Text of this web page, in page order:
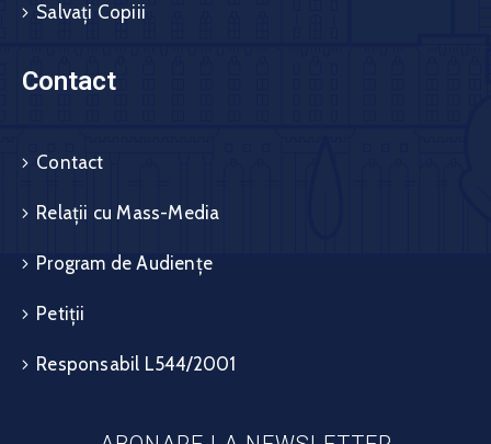
Salvați Copiii
Contact
Contact
Relații cu Mass-Media
Program de Audiențe
Petiții
Responsabil L544/2001